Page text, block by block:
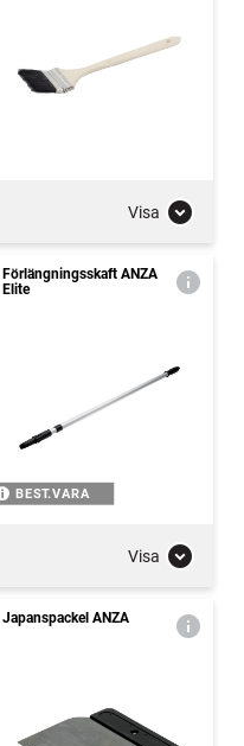
Visa
Förlängningsskaft ANZA
Elite
BEST.VARA
Visa
Japanspackel ANZA